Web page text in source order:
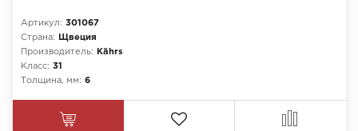
Артикул: 301067
Страна:
Щвеция
Производитель:
Kährs
Класс: 31
Толщина, мм: 6